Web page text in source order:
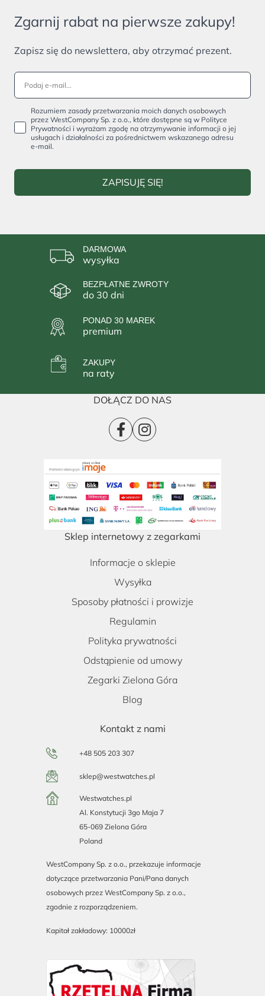
Zgarnij rabat na pierwsze zakupy!
Zapisz się do newslettera, aby otrzymać prezent.
Rozumiem zasady przetwarzania moich danych osobowych
przez WestCompany Sp. z o.o., które dostępne są w Polityce
Prywatności i wyrażam zgodę na otrzymywanie informacji o jej
usługach i działalności za pośrednictwem wskazanego adresu
e-mail.
ZAPISUJĘ SIĘ!
DARMOWA
wysyłka
BEZPŁATNE ZWROTY
do 30 dni
PONAD 30 MAREK
premium
ZAKUPY
na raty
DOŁĄCZ DO NAS
Sklep internetowy z zegarkami
Informacje o sklepie
Wysyłka
Sposoby płatności i prowizje
Regulamin
Polityka prywatności
Odstąpienie od umowy
Zegarki Zielona Góra
Blog
Kontakt z nami
+48 505 203 307
sklep@westwatches.pl
Westwatches.pl
Al. Konstytucji 3go Maja 7
65-069 Zielona Góra
Poland
WestCompany Sp. z o.o., przekazuje informacje
dotyczące przetwarzania Pani/Pana danych
osobowych przez WestCompany Sp. z o.o.,
zgodnie z rozporządzeniem.
Kapitał zakładowy: 10000zł